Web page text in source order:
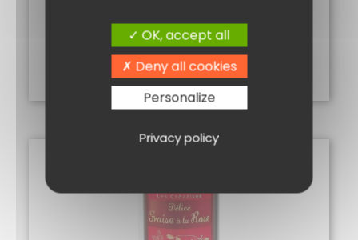
SIROP DE GINGEMBRE
7,50€
Ajouter au panier
OK, accept all
Deny all cookies
Personalize
Privacy policy